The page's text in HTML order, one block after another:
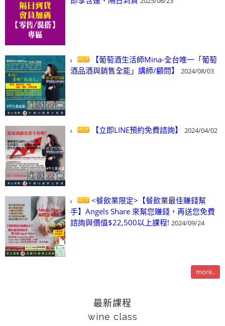
【葡萄酒生活師Mina-全台唯一「葡萄
酒品酒與銷售全能」講師/顧問】
2024/08/03
【立即LINE預約免費諮詢】 2024/04/02
<餐飲業限定>【餐飲業最佳賺錢幫
手】Angels Share 來幫您賺錢，再送您免費
諮詢與價值$22,500以上課程! 2024/09/24
more..
最新課程
wine class